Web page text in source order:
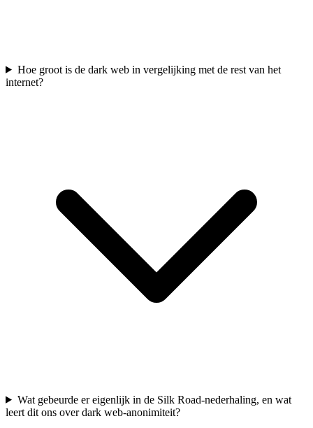
Hoe groot is de dark web in vergelijking met de rest van het
internet?
Wat gebeurde er eigenlijk in de Silk Road-nederhaling, en wat
leert dit ons over dark web-anonimiteit?